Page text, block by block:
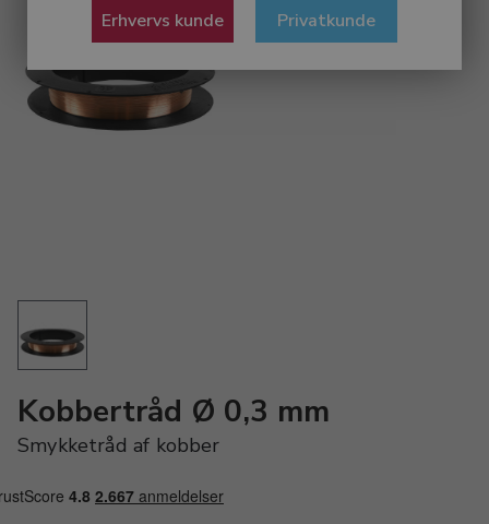
Erhvervs kunde Privatkunde
Kobbertråd Ø 0,3 mm
Smykketråd af kobber